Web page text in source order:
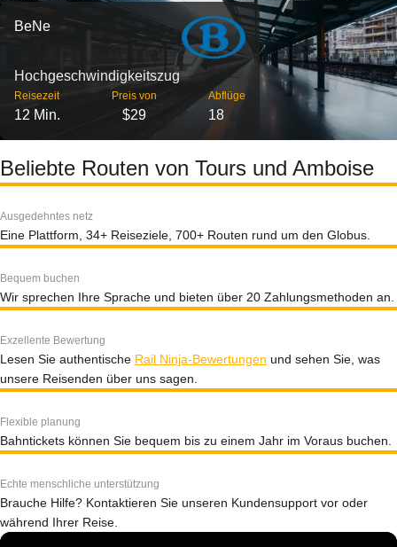
BeNe
Hochgeschwindigkeitszug
Reisezeit
12 Min.
Preis von
$29
Abflüge
18
Beliebte Routen von Tours und Amboise
Ausgedehntes netz
Eine Plattform, 34+ Reiseziele, 700+ Routen rund um den Globus.
Bequem buchen
Wir sprechen Ihre Sprache und bieten über 20 Zahlungsmethoden an.
Exzellente Bewertung
Lesen Sie authentische Rail Ninja-Bewertungen und sehen Sie, was
unsere Reisenden über uns sagen.
Flexible planung
Bahntickets können Sie bequem bis zu einem Jahr im Voraus buchen.
Echte menschliche unterstützung
Brauche Hilfe? Kontaktieren Sie unseren Kundensupport vor oder
während Ihrer Reise.